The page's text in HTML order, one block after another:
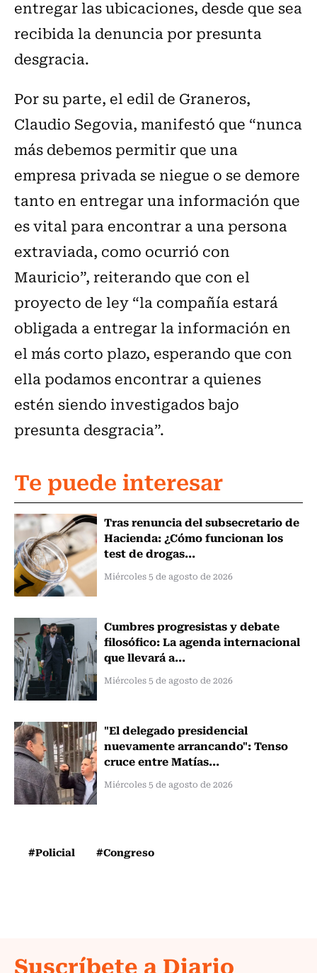
entregar las ubicaciones, desde que sea
recibida la denuncia por presunta
desgracia.
Por su parte, el edil de Graneros,
Claudio Segovia, manifestó que “nunca
más debemos permitir que una
empresa privada se niegue o se demore
tanto en entregar una información que
es vital para encontrar a una persona
extraviada, como ocurrió con
Mauricio”, reiterando que con el
proyecto de ley “la compañía estará
obligada a entregar la información en
el más corto plazo, esperando que con
ella podamos encontrar a quienes
estén siendo investigados bajo
presunta desgracia”.
Te puede interesar
Tras renuncia del subsecretario de
Hacienda: ¿Cómo funcionan los
test de drogas...
Miércoles 5 de agosto de 2026
Cumbres progresistas y debate
filosófico: La agenda internacional
que llevará a...
Miércoles 5 de agosto de 2026
"El delegado presidencial
nuevamente arrancando": Tenso
cruce entre Matías...
Miércoles 5 de agosto de 2026
#Policial #Congreso